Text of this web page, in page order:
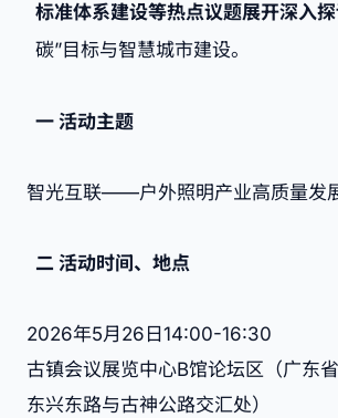
标准体系建设等热点议题展开深入探
碳”目标与智慧城市建设。
一 活动主题
智光互联——户外照明产业高质量发
二 活动时间、地点
2026年5月26日14:00-16:30
古镇会议展览中心B馆论坛区（广东
东兴东路与古神公路交汇处）